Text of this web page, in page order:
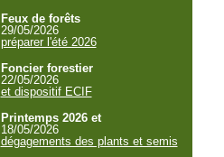
Feux de forêts
29/05/2026
préparer l'été 2026
Foncier forestier
22/05/2026
et dispositif ECIF
Printemps 2026 et
18/05/2026
dégagements des plants et semis